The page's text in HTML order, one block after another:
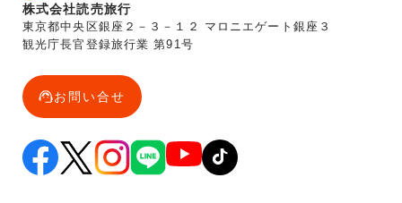
株式会社読売旅行
東京都中央区銀座２－３－１２ マロニエゲート銀座３
観光庁長官登録旅行業 第91号
お問い合せ